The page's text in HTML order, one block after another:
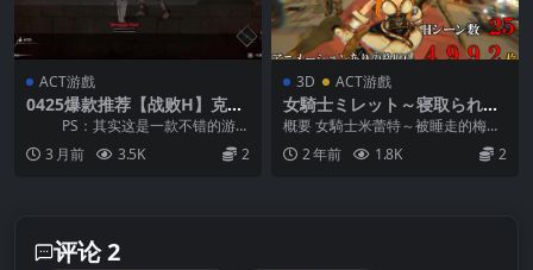
ACT游戲
0425爆款推荐【战败H】克瑞
纳里亚 奈落之泪 クライナリ
ア奈落の涙 Crynaria Ver1.02
【官方中文】
PS：其实这是一款不错的游
戏！如果女主生下的怪物能为己所
用的...3 月前 3.5K 2
3D ACT游戲
女騎士ミレット～寝取られメ
トロイドヴァニア～
概要 女騎士米蕾特～被睡走的梅特
洛伊德維尼亞～ [貓草soft]這是一款
嬌弱人妻...
2 年前 1.8K 2
评论 2